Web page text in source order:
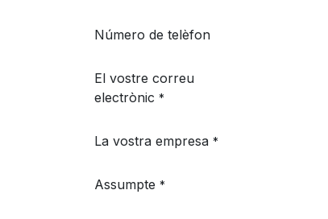
Número de telèfon
El vostre correu
electrònic *
La vostra empresa *
Assumpte *